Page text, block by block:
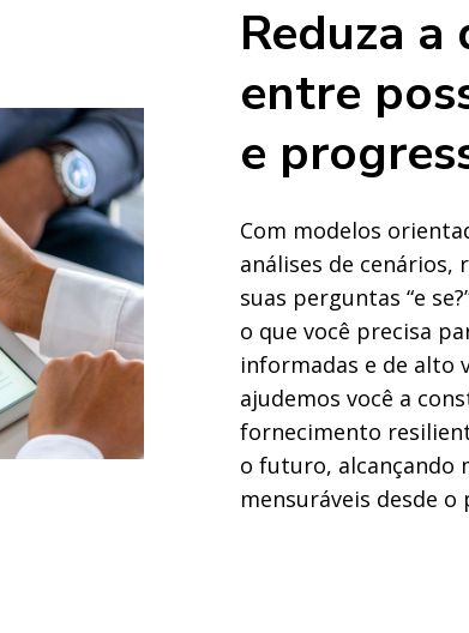
Reduza a
entre
e
Com modelos
análises de cenários,
suas perguntas “e
o que você precisa
informadas e de alto
ajudemos você a
fornecimento
o futuro, alcançando
mensuráveis desde